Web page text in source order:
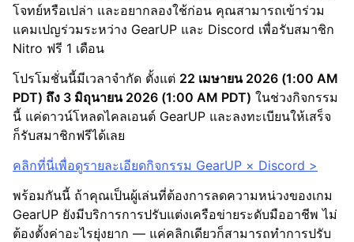
โจทย์หรือเปล่า และอยากลองใช้ก่อน คุณสามารถเข้าร่วม
แคมเปญร่วมระหว่าง GearUP และ Discord เพื่อรับสมาชิก
Nitro ฟรี 1 เดือน
โปรโมชั่นนี้มีเวลาจำกัด ตั้งแต่ 22 เมษายน 2026 (1:00 AM
PDT) ถึง 3 มิถุนายน 2026 (1:00 AM PDT) ในช่วงกิจกรรม
นี้ แค่ดาวน์โหลดไคลเอนต์ GearUP และลงทะเบียนให้เสร็จ
ก็รับสมาชิกฟรีได้เลย
คลิกที่นี่เพื่อดูรายละเอียดกิจกรรม GearUP × Discord >
พร้อมกันนี้ ถ้าคุณเป็นผู้เล่นที่ต้องการลดความหน่วงของเกม
GearUP ยังมีบริการการปรับแต่งเครือข่ายระดับมืออาชีพ ไม่
ต้องตั้งค่าอะไรยุ่งยาก — แค่คลิกเดียวก็สามารถทำการปรับ